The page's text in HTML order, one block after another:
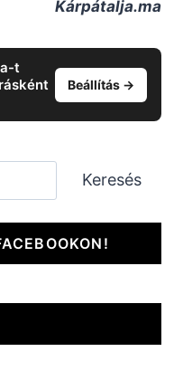
Kárpátalja.ma
t
Beállítás →
Keresés